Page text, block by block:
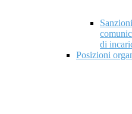
di
Posizioni